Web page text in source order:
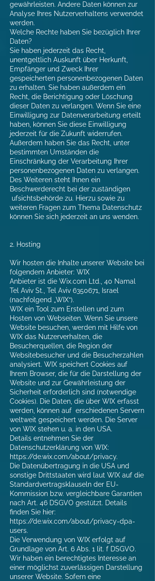
gewährleisten. Andere Daten können zur
Analyse Ihres Nutzerverhaltens verwendet
werden.
Welche Rechte haben Sie bezüglich Ihrer
Daten?
Sie haben jederzeit das Recht,
unentgeltlich Auskunft über Herkunft,
Empfänger und Zweck Ihrer
gespeicherten personenbezogenen Daten
zu erhalten. Sie haben außerdem ein
Recht, die Berichtigung oder Löschung
dieser Daten zu verlangen. Wenn Sie eine
Einwilligung zur Datenverarbeitung erteilt
haben, können Sie diese Einwilligung
jederzeit für die Zukunft widerrufen.
Außerdem haben Sie das Recht, unter
bestimmten Umständen die
Einschränkung der Verarbeitung Ihrer
personenbezogenen Daten zu verlangen.
Des Weiteren steht Ihnen ein
Beschwerderecht bei der zuständigen
ufsichtsbehörde zu. Hierzu sowie zu
weiteren Fragen zum Thema Datenschutz
können Sie sich jederzeit an uns wenden.
2. Hosting
Wir hosten die Inhalte unserer Website bei
folgendem Anbieter: WIX
Anbieter ist die Wix.com Ltd., 40 Namal
Tel Aviv St., Tel Aviv 6350671, Israel
(nachfolgend „WIX“).
WIX ein Tool zum Erstellen und zum
Hosten von Webseiten. Wenn Sie unsere
Website besuchen, werden mit Hilfe von
WIX das Nutzerverhalten, die
Besucherquellen, die Region der
Websitebesucher und die Besucherzahlen
analysiert. WIX speichert Cookies auf
Ihrem Browser, die für die Darstellung der
Website und zur Gewährleistung der
Sicherheit erforderlich sind (notwendige
Cookies). Die Daten, die über WIX erfasst
werden, können auf erschiedenen Servern
weltweit gespeichert werden. Die Server
von WIX stehen u. a. in den USA.
Details entnehmen Sie der
Datenschutzerklärung von WIX:
https://de.wix.com/about/privacy.
Die Datenübertragung in die USA und
sonstige Drittstaaten wird laut WIX auf die
Standardvertragsklauseln der EU-
Kommission bzw. vergleichbare Garantien
nach Art. 46 DSGVO gestützt. Details
finden Sie hier:
https://de.wix.com/about/privacy-dpa-
users.
Die Verwendung von WIX erfolgt auf
Grundlage von Art. 6 Abs. 1 lit. f DSGVO.
Wir haben ein berechtigtes Interesse an
einer möglichst zuverlässigen Darstellung
unserer Website. Sofern eine